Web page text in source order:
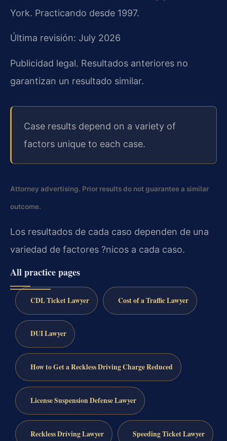
York. Practicando desde 1997.
Última revisión: July 2026
Publicidad legal. Resultados anteriores no
garantizan un resultado similar.
Case results depend on a variety of
factors unique to each case.
Attorney advertising. Prior results do not guarantee a similar
outcome.
Los resultados de cada caso dependen de una
variedad de factores ?nicos a cada caso.
All practice pages
CDL Ticket Lawyer Cost of a Traffic Lawyer
DUI Lawyer
How to Get a Reckless Driving Charge Reduced
License Suspension Defense Lawyer
Reckless Driving Lawyer Speeding Ticket Lawyer